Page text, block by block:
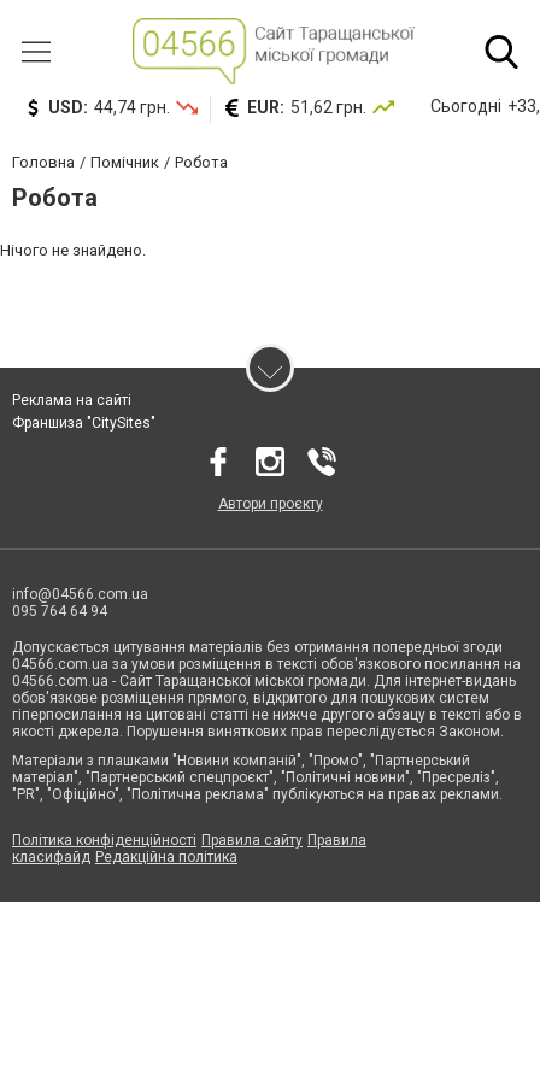
USD: 44,74 грн. EUR: 51,62 грн. Сьогодні
Головна Помічник Робота
Робота
Нічого не знайдено.
Реклама на сайті
Франшиза "CitySites"
Автори проєкту
info@04566.com.ua
095 764 64 94
Допускається цитування матеріалів без отримання попередньої згоди
04566.com.ua за умови розміщення в тексті обов'язкового посилання на
04566.com.ua - Cайт Таращанської міської громади. Для інтернет-видань
обов'язкове розміщення прямого, відкритого для пошукових систем
гіперпосилання на цитовані статті не нижче другого абзацу в тексті або в
якості джерела. Порушення виняткових прав переслідується Законом.
Матеріали з плашками "Новини компаній", "Промо", "Партнерський
матеріал", "Партнерський спецпроєкт", "Політичні новини", "Пресреліз",
"PR", "Офіційно", "Політична реклама" публікуються на правах реклами.
Політика конфіденційності Правила сайту Правила
класифайд Редакційна політика